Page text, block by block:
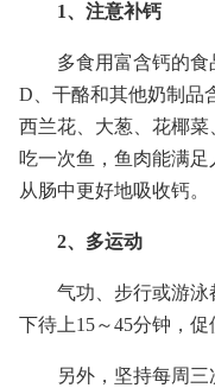
1、注意补钙
多食用富含钙的
D、干酪和其他奶制品
西兰花、大葱、花椰
吃一次鱼，鱼肉能满
从肠中更好地吸收钙。
2、多运动
气功、步行或游
下待上15～45分钟，促
另外，坚持每周三